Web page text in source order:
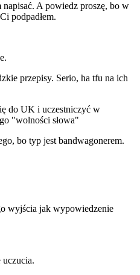
napisać. A powiedz proszę, bo w
podpadłem.
przepisy. Serio, ha tfu na ich
do UK i uczestniczyć w
"wolności słowa"
bo typ jest bandwagonerem.
wyjścia jak wypowiedzenie
uczucia.